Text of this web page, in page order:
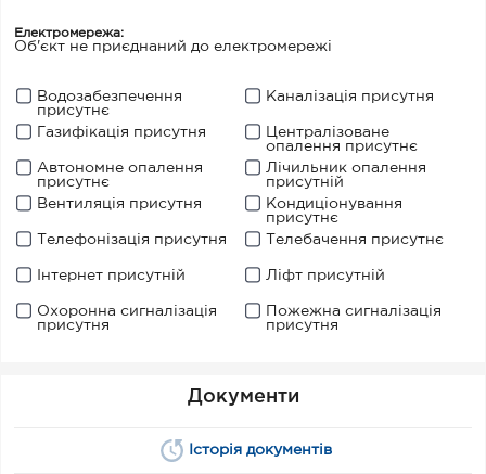
Електромережа:
Об'єкт не приєднаний до електромережі
Водозабезпечення
присутнє
Каналізація присутня
Газифікація присутня
Централізоване
опалення присутнє
Автономне опалення
присутнє
Лічильник опалення
присутній
Вентиляція присутня
Кондиціонування
присутнє
Телефонізація присутня
Телебачення присутнє
Інтернет присутній Ліфт присутній
Охоронна сигналізація
присутня
Пожежна сигналізація
присутня
Документи
Історія документів